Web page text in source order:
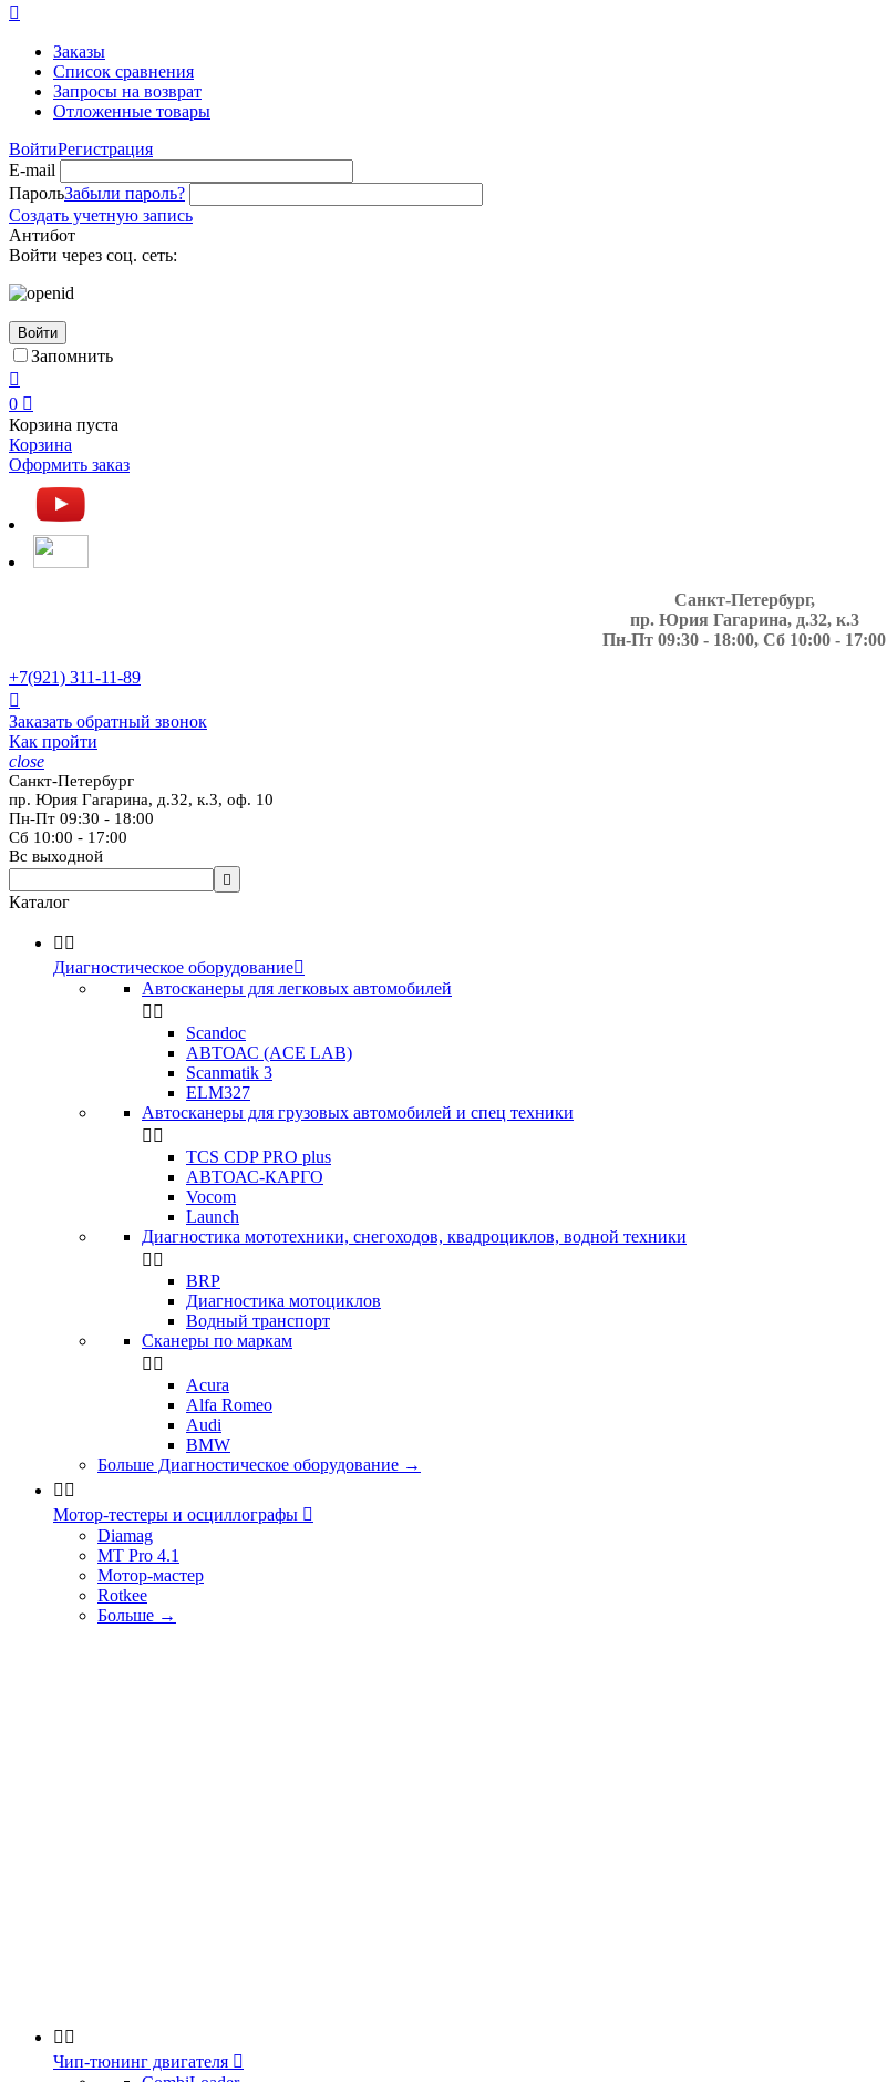

Заказы
Список сравнения
Запросы на возврат
Отложенные товары
ВойтиРегистрация
E-mail
ПарольЗабыли пароль?
Создать учетную запись
Антибот
Войти через соц. сеть:
Войти
Запомнить

0 
Корзина пуста
Корзина
Оформить заказ
Санкт-Петербург,
пр. Юрия Гагарина, д.32, к.3
Пн-Пт 09:30 - 18:00, Сб 10:00 - 17:00
+7(921) 311-11-89

Заказать обратный звонок
Как пройти
close
Санкт-Петербург
пр. Юрия Гагарина, д.32, к.3, оф. 10
Пн-Пт 09:30 - 18:00
Сб 10:00 - 17:00
Вс выходной

Каталог
 
Диагностическое оборудование
Автосканеры для легковых автомобилей
 
Scandoc
АВТОАС (ACE LAB)
Scanmatik 3
ELM327
Автосканеры для грузовых автомобилей и спец техники
 
TCS CDP PRO plus
АВТОАС-КАРГО
Vocom
Launch
Диагностика мототехники, снегоходов, квадроциклов, водной техники
 
BRP
Диагностика мотоциклов
Водный транспорт
Сканеры по маркам
 
Acura
Alfa Romeo
Audi
BMW
Больше Диагностическое оборудование →
 
Мотор-тестеры и осциллографы 
Diamag
MT Pro 4.1
Мотор-мастер
Rotkee
Больше →
 
Чип-тюнинг двигателя 